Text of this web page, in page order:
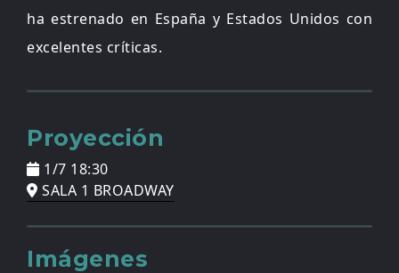
ha estrenado en España y Estados Unidos con
excelentes críticas.
Proyección
1/7 18:30
SALA 1 BROADWAY
Imágenes